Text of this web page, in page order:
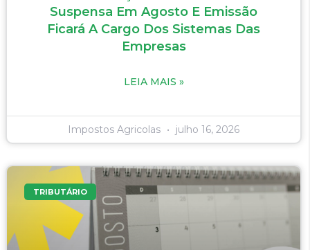
Suspensa Em Agosto E Emissão
Ficará A Cargo Dos Sistemas Das
Empresas
LEIA MAIS »
Impostos Agricolas julho 16, 2026
TRIBUTÁRIO